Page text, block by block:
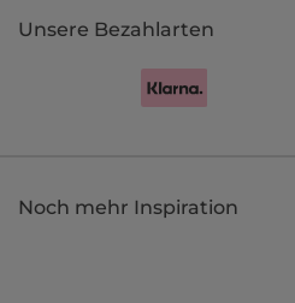
Unsere Bezahlarten
Noch mehr Inspiration